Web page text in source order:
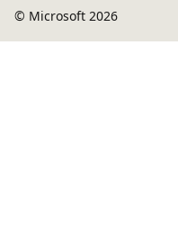
© Microsoft 2026